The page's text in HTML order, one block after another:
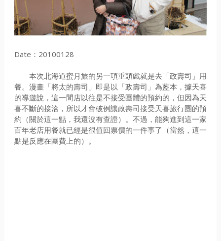
Date：20100128
本次北海道蜜月旅的另一項重頭戲就是去「政壽司」用
餐。漫畫「將太的壽司」即是以「政壽司」為藍本，據天喜
的導遊說，這一間店以往是不接受團體的預約的，但因為天
喜不斷的接洽，所以才會破例讓政壽司接受天喜旅行團的預
約（關於這一點，我還沒有查證）。不過，能夠進到這一家
百年老店用餐就已經是很值回票價的一件事了（當然，這一
點是反應在團費上的）。